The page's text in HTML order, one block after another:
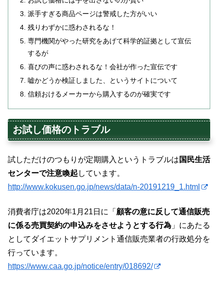
派手すぎる商品ページは警戒した方がいい
残りわずかに惑わされるな！
専門機関がやった研究をあげて科学的証拠として宣伝
するが
喜びの声に惑わされるな！会社が作った宣伝です
嘘かどうか検証しました、というサイトについて
信頼おけるメーカーから購入するのが確実です
お試し価格のトラブル
試しただけのつもりが定期購入というトラブルは 国民生活
センターで注意喚起 しています。
http://www.kokusen.go.jp/news/data/n-20191219_1.html
消費者庁は2020年1月21日に「 顧客の意に反して通信販売
に係る売買契約の申込みをさせようとする行為 」にあたる
としてダイエットサプリメント通信販売業者の行政処分を
行っています。
https://www.caa.go.jp/notice/entry/018692/